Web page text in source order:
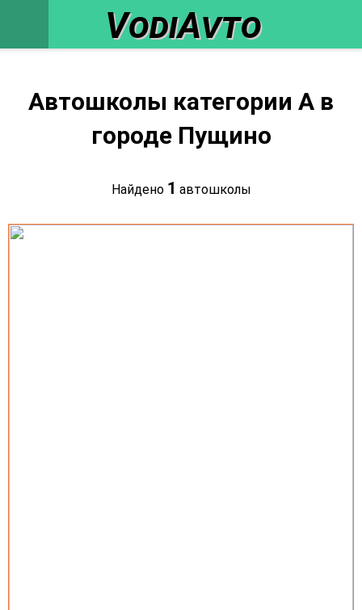
VodiAvto
Автошколы категории A в
городе Пущино
Найдено 1 автошколы